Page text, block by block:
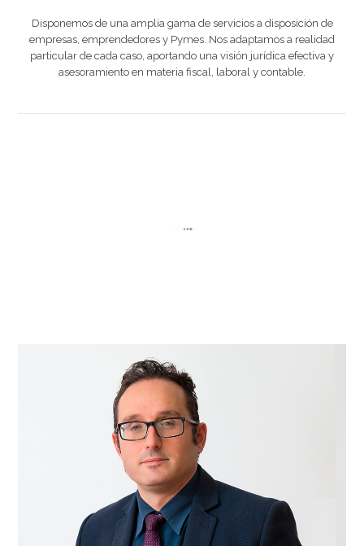
Disponemos de una amplia gama de servicios a disposición de
empresas, emprendedores y Pymes. Nos adaptamos a realidad
particular de cada caso, aportando una visión jurídica efectiva y
asesoramiento en materia fiscal, laboral y contable.